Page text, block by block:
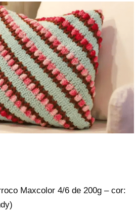
Maxcolor 4/6 de 200g – cor: